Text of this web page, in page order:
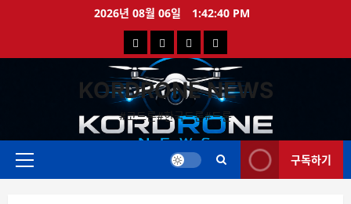
로
2026년 08월 06일 1:42:40 PM
국
내
드
론
뉴
해
외
드
론
뉴
드
영
상
드
론
특
가
KORDRONE NEWS
#코드론#한국드론#드론
주
구독하기